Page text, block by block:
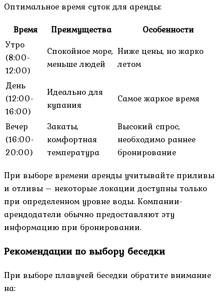
Оптимальное время суток для аренды:
Время
Преимущества
Особенности
Утро
(8:00-
12:00)
Спокойное море,
меньше людей
Ниже цены, но жарко
летом
День
(12:00-
16:00)
Идеально для
купания
Самое жаркое время
Вечер
(16:00-
20:00)
Закаты,
комфортная
температура
Высокий спрос,
необходимо раннее
бронирование
При выборе времени аренды учитывайте приливы
и отливы – некоторые локации доступны только
при определенном уровне воды. Компании-
арендодатели обычно предоставляют эту
информацию при бронировании.
Рекомендации по выбору беседки
При выборе плавучей беседки обратите внимание
на: